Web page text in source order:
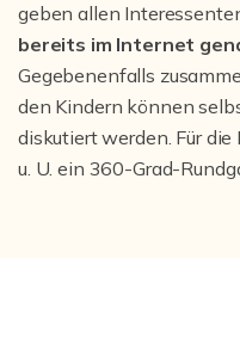
geben allen
bereits im Internet
Gegebenenfalls
den Kindern können
diskutiert werden. Für
u. U. ein 360-Grad-